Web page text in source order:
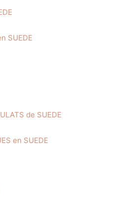
SUEDE
de SUEDE
en SUEDE